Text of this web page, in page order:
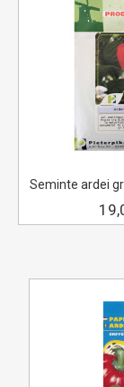
Seminte ardei